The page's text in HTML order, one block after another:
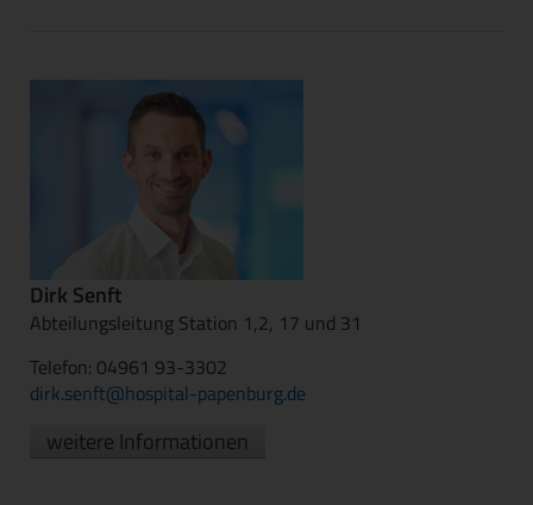
Dirk Senft
Abteilungsleitung Station 1,2, 17 und 31
Telefon: 04961 93-3302
dirk.senft@hospital-papenburg.de
weitere Informationen